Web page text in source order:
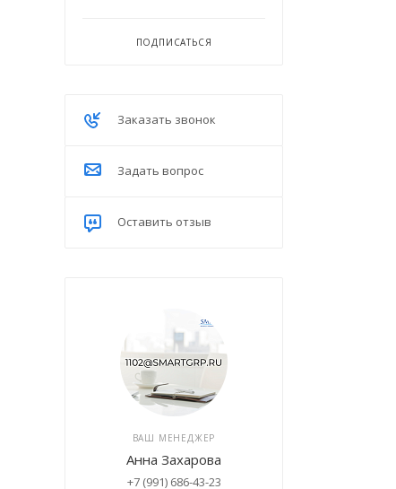
ПОДПИСАТЬСЯ
Заказать звонок
Задать вопрос
Оставить отзыв
ВАШ МЕНЕДЖЕР
Анна Захарова
+7 (991) 686-43-23